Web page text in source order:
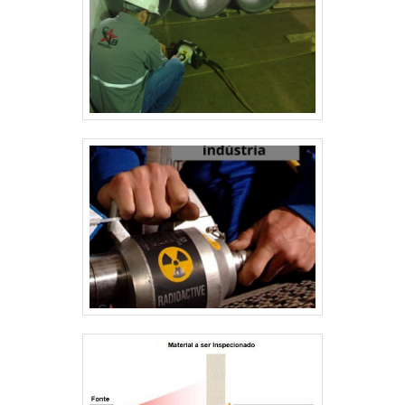
variedade e qualidade quando o assunto for
radiografia industrial x. São opções variadas que a
empresa oferece, como Aço Inoxidavel e análise de
riscos. Isso se deve ao fato de ser comprometedora
com os serviços e segura, padrões possíveis por
contar com escritório de alta qualidade onde são
realizadas as atividades e equipamentos de última
geração. Tudo isso, somado a uma equipe com
Possui os melhores serviços e produtos da
atualidade e profissionais certificados, fecha todo o
ciclo de entrega com excelência para toda a carteira
de clientes.